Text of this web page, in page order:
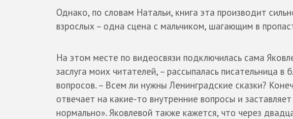
Однако, по словам Натальи, книга эта производит
взрослых – одна сцена с мальчиком, шагающим в
На этом месте по видеосвязи подключилась сама
заслуга моих читателей, – рассыпалась писательница
вопросов. – Всем ли нужны Ленинградские сказки?
отвечает на какие-то внутренние вопросы и
нормально». Яковлевой также кажется, что через